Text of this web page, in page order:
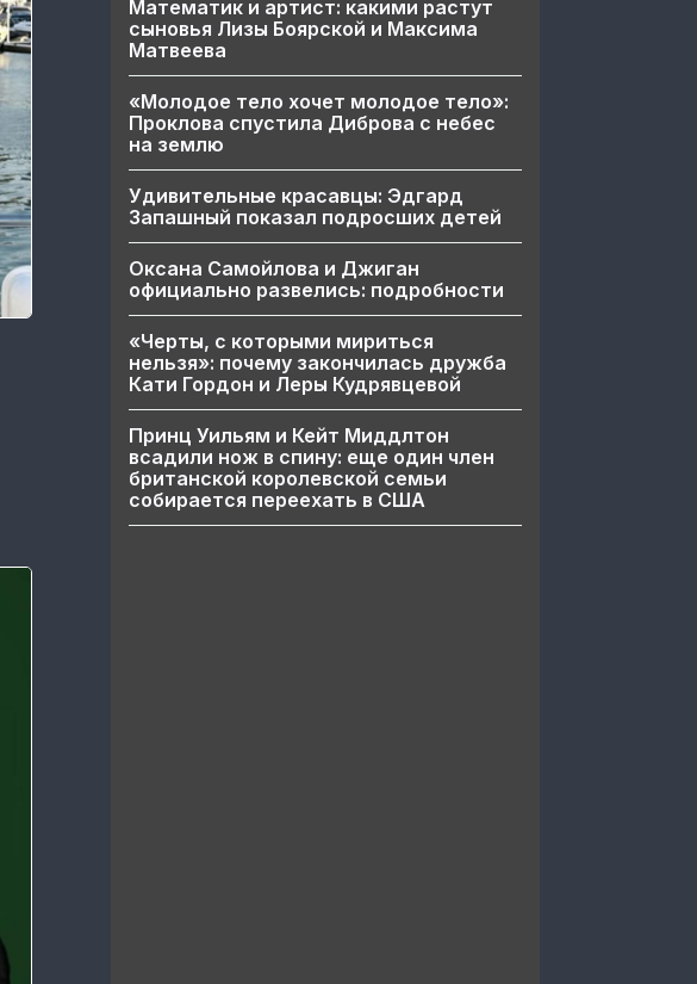
Математик и артист: какими растут
сыновья Лизы Боярской и Максима
Матвеева
«Молодое тело хочет молодое тело»:
Проклова спустила Диброва с небес
на землю
Удивительные красавцы: Эдгард
Запашный показал подросших детей
Оксана Самойлова и Джиган
официально развелись: подробности
«Черты, с которыми мириться
нельзя»: почему закончилась дружба
Кати Гордон и Леры Кудрявцевой
Принц Уильям и Кейт Миддлтон
всадили нож в спину: еще один член
британской королевской семьи
собирается переехать в США